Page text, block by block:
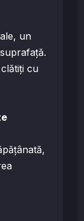
un
cu